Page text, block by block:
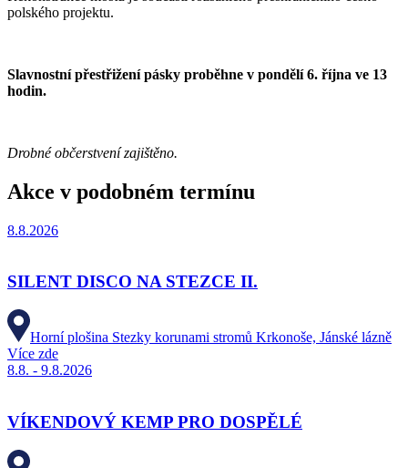
polského projektu.
Slavnostní přestřižení pásky proběhne v pondělí 6. října ve 13
hodin.
Drobné občerstvení zajištěno.
Akce v podobném termínu
8.8.2026
SILENT DISCO NA STEZCE II.
Horní plošina Stezky korunami stromů Krkonoše, Jánské lázně
Více zde
8.8. - 9.8.2026
VÍKENDOVÝ KEMP PRO DOSPĚLÉ